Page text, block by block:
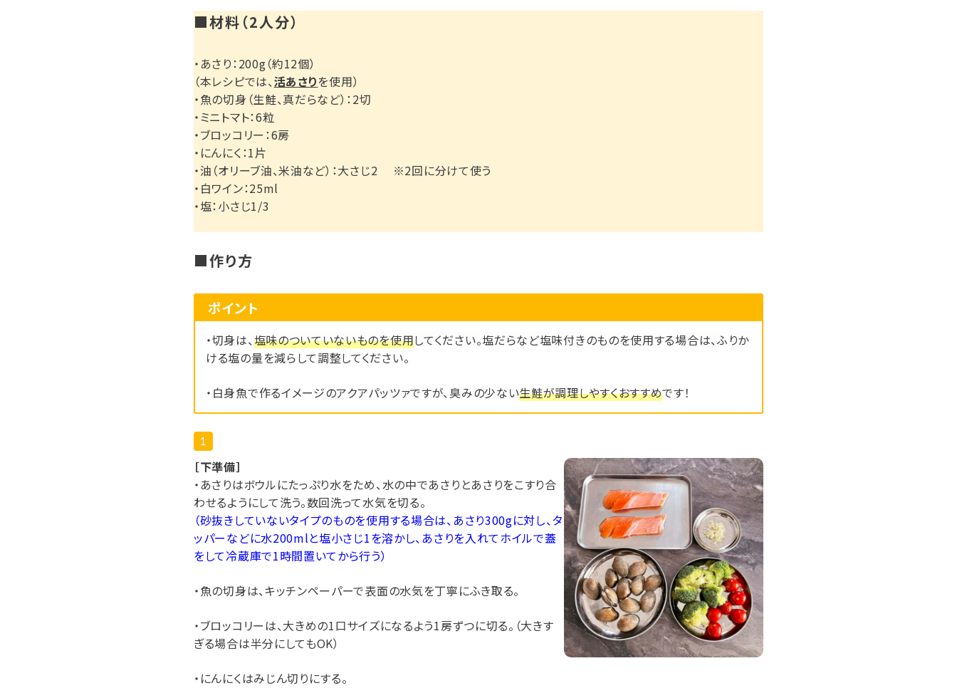
■材料（2人分）
・あさり：200g（約12個）
（本レシピでは、活あさりを使用）
・魚の切身（生鮭、真だらなど）：2切
・ミニトマト：6粒
・ブロッコリー：6房
・にんにく：1片
・油（オリーブ油、米油など）：大さじ2 ※2回に分けて使う
・白ワイン：25ml
・塩：小さじ1/3
■作り方
ポイント
・切身は、塩味のついていないものを使用してください。塩だらなど塩味付きのものを使用する場合は、ふりか
ける塩の量を減らして調整してください。
・白身魚で作るイメージのアクアパッツァですが、臭みの少ない生鮭が調理しやすくおすすめです！
［下準備］
・あさりはボウルにたっぷり水をため、水の中であさりとあさりをこすり合
わせるようにして洗う。数回洗って水気を切る。
（砂抜きしていないタイプのものを使用する場合は、あさり300gに対し、タ
ッパーなどに水200mlと塩小さじ1を溶かし、あさりを入れてホイルで蓋
をして冷蔵庫で1時間置いてから行う）
・魚の切身は、キッチンペーパーで表面の水気を丁寧にふき取る。
・ブロッコリーは、大きめの1口サイズになるよう1房ずつに切る。（大きす
ぎる場合は半分にしてもOK）
・にんにくはみじん切りにする。